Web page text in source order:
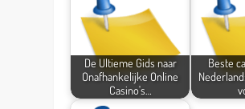
De Ultieme Gids naar
Onafhankelijke Online
Casino's…
Beste